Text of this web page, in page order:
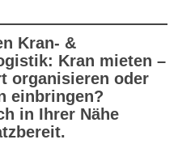
Kran- &
Kran mieten –
organisieren oder
einbringen?
in Ihrer Nähe